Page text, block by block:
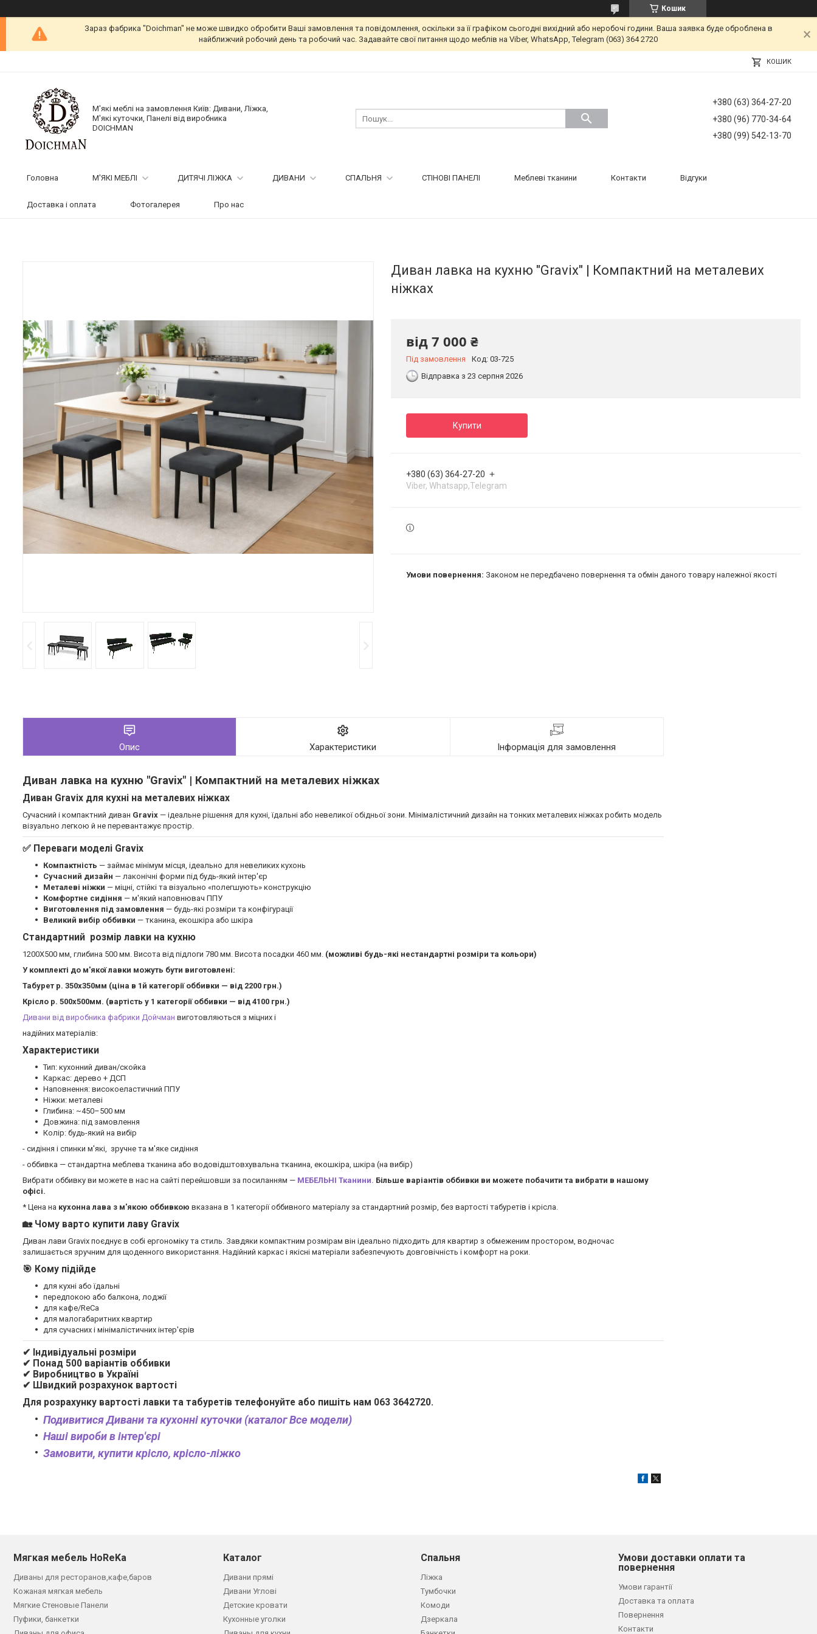
Кошик
Зараз фабрика "Doichman" не може швидко обробити Ваші замовлення та повідомлення, оскільки за її графіком сьогодні вихідний або неробочі години. Ваша заявка буде оброблена в
найближчий робочий день та робочий час. Задавайте свої питання щодо меблів на Viber, WhatsApp, Telegram (063) 364 2720
КОШИК
М'які меблі на замовлення Київ: Дивани, Ліжка,
М'які куточки, Панелі від виробника
DOICHMAN
+380 (63) 364-27-20
+380 (96) 770-34-64
+380 (99) 542-13-70
Головна М'ЯКІ МЕБЛІ ДИТЯЧІ ЛІЖКА ДИВАНИ СПАЛЬНЯ СТІНОВІ ПАНЕЛІ Меблеві тканини Контакти Відгуки
Доставка і оплата Фотогалерея Про нас
Диван лавка на кухню "Gravix" | Компактний на металевих
ніжках
від 7 000 ₴
Під замовлення Код: 03-725
Відправка з 23 серпня 2026
Купити
+380 (63) 364-27-20
Viber, Whatsapp,Telegram
Законом не передбачено повернення та обмін даного товару належної якості
Опис Характеристики Інформація для замовлення
Диван лавка на кухню "Gravix" | Компактний на металевих ніжках
Диван Gravix для кухні на металевих ніжках
Сучасний і компактний диван Gravix — ідеальне рішення для кухні, їдальні або невеликої обідньої зони. Мінімалістичний дизайн на тонких металевих ніжках робить модель
візуально легкою й не перевантажує простір.
✅ Переваги моделі Gravix
Компактність — займає мінімум місця, ідеально для невеликих кухонь
Сучасний дизайн — лаконічні форми під будь-який інтер'єр
Металеві ніжки — міцні, стійкі та візуально «полегшують» конструкцію
Комфортне сидіння — м'який наповнювач ППУ
Виготовлення під замовлення — будь-які розміри та конфігурації
Великий вибір оббивки — тканина, екошкіра або шкіра
Стандартний розмір лавки на кухню
1200Х500 мм, глибина 500 мм. Висота від підлоги 780 мм. Висота посадки 460 мм. (можливі будь-які нестандартні розміри та кольори)
У комплекті до м'якої лавки можуть бути виготовлені:
Табурет р. 350х350мм (ціна в 1й категорії оббивки — від 2200 грн.)
Крісло р. 500х500мм. (вартість у 1 категорії оббивки — від 4100 грн.)
Дивани від виробника фабрики Дойчман виготовляються з міцних і
надійних матеріалів:
Характеристики
Тип: кухонний диван/скойка
Каркас: дерево + ДСП
Наповнення: високоеластичний ППУ
Ніжки: металеві
Глибина: ~450–500 мм
Довжина: під замовлення
Колір: будь-який на вибір
- сидіння і спинки м'які, зручне та м'яке сидіння
- оббивка — стандартна меблева тканина або водовідштовхувальна тканина, екошкіра, шкіра (на вибір)
Вибрати оббивку ви можете в нас на сайті перейшовши за посиланням — МЕБЕЛЬНІ Тканини. Більше варіантів оббивки ви можете побачити та вибрати в нашому
офісі.
* Цена на кухонна лава з м'якою оббивкою вказана в 1 категорії оббивного матеріалу за стандартний розмір, без вартості табуретів і крісла.
🏡 Чому варто купити лаву Gravix
Диван лави Gravix поєднує в собі ергономіку та стиль. Завдяки компактним розмірам він ідеально підходить для квартир з обмеженим простором, водночас
залишається зручним для щоденного використання. Надійний каркас і якісні матеріали забезпечують довговічність і комфорт на роки.
🎯 Кому підійде
для кухні або їдальні
передпокою або балкона, лоджії
для кафе/ReCa
для малогабаритних квартир
для сучасних і мінімалістичних інтер'єрів
✔ Індивідуальні розміри
✔ Понад 500 варіантів оббивки
✔ Виробництво в Україні
✔ Швидкий розрахунок вартості
Для розрахунку вартості лавки та табуретів телефонуйте або пишіть нам 063 3642720.
Подивитися Дивани та кухонні куточки (каталог Все модели)
Наші вироби в інтер'єрі
Замовити, купити крісло, крісло-ліжко
Мягкая мебель HoReKa
Диваны для ресторанов,кафе,баров
Кожаная мягкая мебель
Мягкие Стеновые Панели
Пуфики, банкетки
Каталог
Дивани прямі
Дивани Углові
Детские кровати
Кухонные уголки
Спальня
Ліжка
Тумбочки
Комоди
Дзеркала
Умови доставки оплати та
повернення
Умови гарантії
Доставка та оплата
Повернення
Контакти